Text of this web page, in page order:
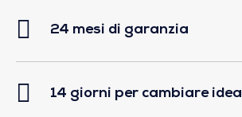
24 mesi di garanzia
14 giorni per cambiare idea